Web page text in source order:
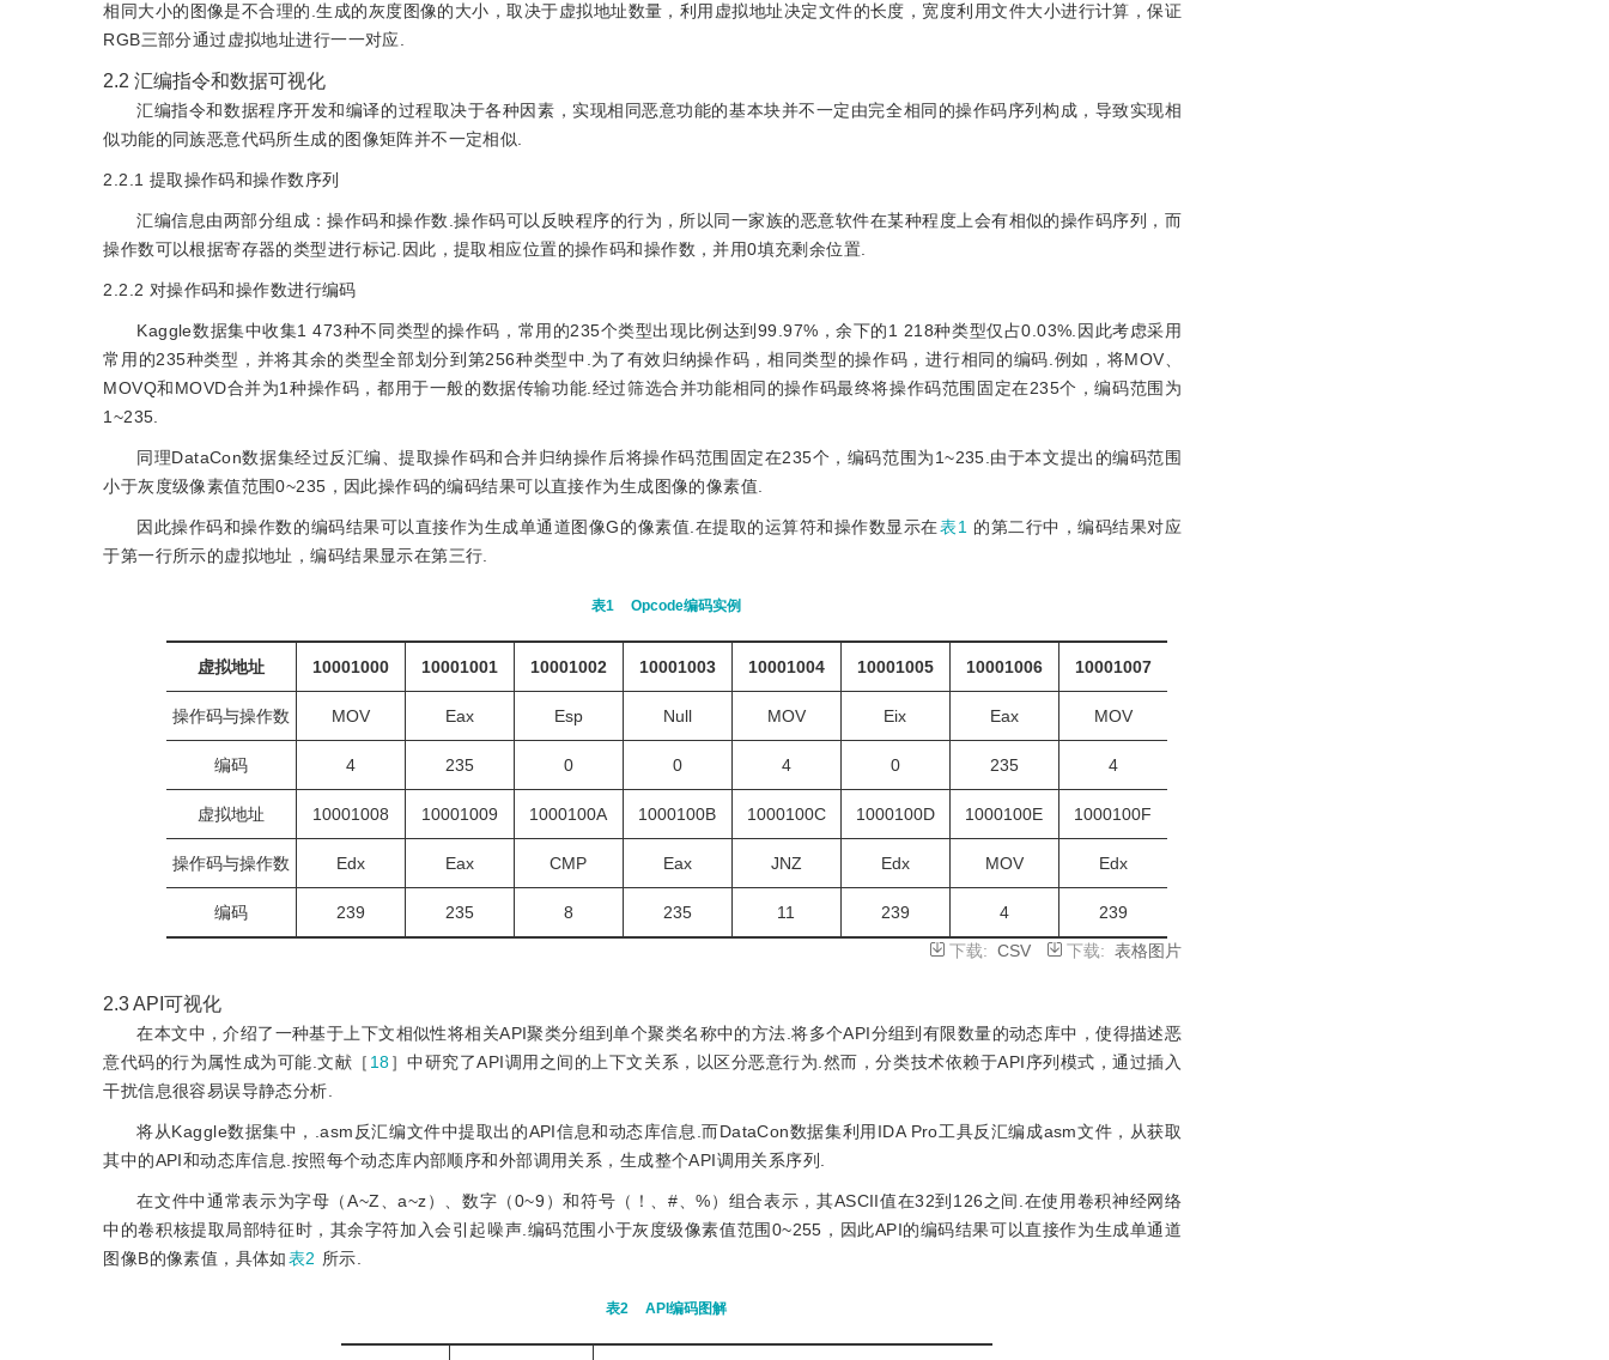
相同大小的图像是不合理的.生成的灰度图像的大小，取决于虚拟地址数量，利用虚拟地址决定文件的长度，宽度利用文件大小进行计算，保证
RGB三部分通过虚拟地址进行一一对应.
2.2 汇编指令和数据可视化
汇编指令和数据程序开发和编译的过程取决于各种因素，实现相同恶意功能的基本块并不一定由完全相同的操作码序列构成，导致实现相
似功能的同族恶意代码所生成的图像矩阵并不一定相似.
2.2.1 提取操作码和操作数序列
汇编信息由两部分组成：操作码和操作数.操作码可以反映程序的行为，所以同一家族的恶意软件在某种程度上会有相似的操作码序列，而
操作数可以根据寄存器的类型进行标记.因此，提取相应位置的操作码和操作数，并用0填充剩余位置.
2.2.2 对操作码和操作数进行编码
Kaggle数据集中收集1 473种不同类型的操作码，常用的235个类型出现比例达到99.97%，余下的1 218种类型仅占0.03%.因此考虑采用
常用的235种类型，并将其余的类型全部划分到第256种类型中.为了有效归纳操作码，相同类型的操作码，进行相同的编码.例如，将MOV、
MOVQ和MOVD合并为1种操作码，都用于一般的数据传输功能.经过筛选合并功能相同的操作码最终将操作码范围固定在235个，编码范围为
1~235.
同理DataCon数据集经过反汇编、提取操作码和合并归纳操作后将操作码范围固定在235个，编码范围为1~235.由于本文提出的编码范围
小于灰度级像素值范围0~235，因此操作码的编码结果可以直接作为生成图像的像素值.
因此操作码和操作数的编码结果可以直接作为生成单通道图像G的像素值.在提取的运算符和操作数显示在表1 的第二行中，编码结果对应
于第一行所示的虚拟地址，编码结果显示在第三行.
表1 Opcode编码实例
虚拟地址 10001000 10001001 10001002 10001003 10001004 10001005 10001006 10001007
操作码与操作数 MOV Eax Esp Null MOV Eix Eax MOV
编码 4 235 0 0 4 0 235 4
虚拟地址 10001008 10001009 1000100A 1000100B 1000100C 1000100D 1000100E 1000100F
操作码与操作数 Edx Eax CMP Eax JNZ Edx MOV Edx
编码 239 235 8 235 11 239 4
239
下载: CSV 下载: 表格图片
2.3API可视化
在本文中，介绍了一种基于上下文相似性将相关API聚类分组到单个聚类名称中的方法.将多个API分组到有限数量的动态库中，使得描述恶
意代码的行为属性成为可能.文献［ 18］中研究了API调用之间的上下文关系，以区分恶意行为.然而，分类技术依赖于API序列模式，通过插入
干扰信息很容易误导静态分析.
将从Kaggle数据集中，.asm反汇编文件中提取出的API信息和动态库信息.而DataCon数据集利用IDA Pro工具反汇编成asm文件，从获取
其中的API和动态库信息.按照每个动态库内部顺序和外部调用关系，生成整个API调用关系序列.
在文件中通常表示为字母（A~Z、a~z）、数字（0~9）和符号（！、#、%）组合表示，其ASCII值在32到126之间.在使用卷积神经网络
中的卷积核提取局部特征时，其余字符加入会引起噪声.编码范围小于灰度级像素值范围0~255，因此API的编码结果可以直接作为生成单通道
图像B的像素值，具体如表2 所示.
表2 API编码图解